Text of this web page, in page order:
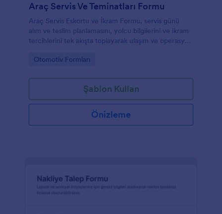
Araç Servis Ve Teminatları Formu
Araç Servis Eskortu ve İkram Formu, servis günü
alım ve teslim planlamasını, yolcu bilgilerini ve ikram
tercihlerini tek akışta toplayarak ulaşım ve operasyon
Go to Category:
Otomotiv Formları
Şablon Kullan
Önizleme